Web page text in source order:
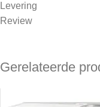
Levering
Review
Gerelateerde